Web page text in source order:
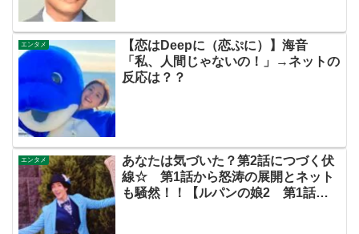
エンタメ
【恋はDeepに（恋ぷに）】海音
「私、人間じゃないの！」→ネットの
反応は？？
エンタメ
あなたは気づいた？第2話につづく伏
線☆ 第1話から怒涛の展開とネット
も騒然！！【ルパンの娘2 第1話見